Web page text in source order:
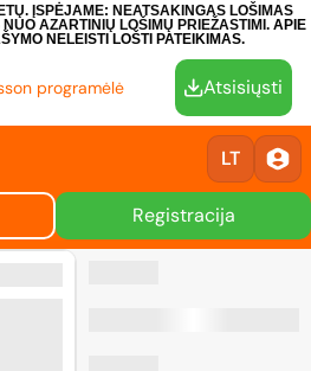
ĮSPĖJAME: NEATSAKINGAS LOŠIMAS
AZARTINIŲ LOŠIMŲ PRIEŽASTIMI. APIE
NELEISTI LOŠTI PATEIKIMAS.
programėlė Atsisiųsti
LT
Registracija